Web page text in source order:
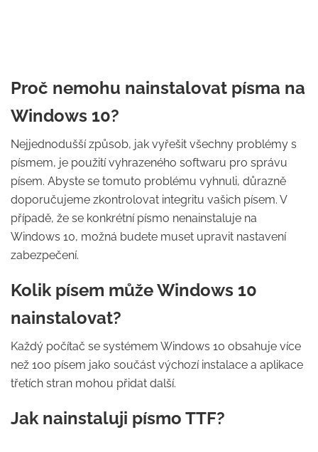
Proč nemohu nainstalovat písma na
Windows 10?
Nejjednodušší způsob, jak vyřešit všechny problémy s
písmem, je použití vyhrazeného softwaru pro správu
písem. Abyste se tomuto problému vyhnuli, důrazně
doporučujeme zkontrolovat integritu vašich písem. V
případě, že se konkrétní písmo nenainstaluje na
Windows 10, možná budete muset upravit nastavení
zabezpečení.
Kolik písem může Windows 10
nainstalovat?
Každý počítač se systémem Windows 10 obsahuje více
než 100 písem jako součást výchozí instalace a aplikace
třetích stran mohou přidat další.
Jak nainstaluji písmo TTF?